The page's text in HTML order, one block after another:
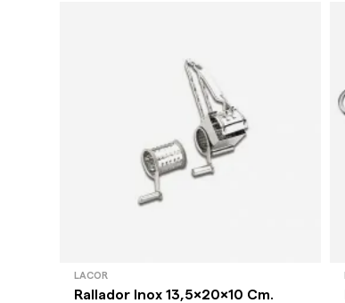
LACOR
Rallador Inox 13,5x20x10 Cm.